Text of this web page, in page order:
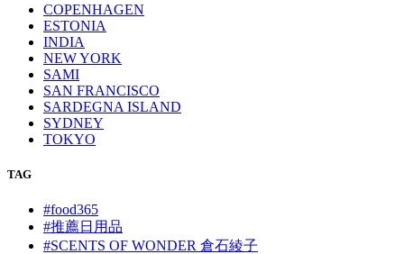
COPENHAGEN
ESTONIA
INDIA
NEW YORK
SAMI
SAN FRANCISCO
SARDEGNA ISLAND
SYDNEY
TOKYO
TAG
#food365
#推薦日用品
#SCENTS OF WONDER 倉石綾子